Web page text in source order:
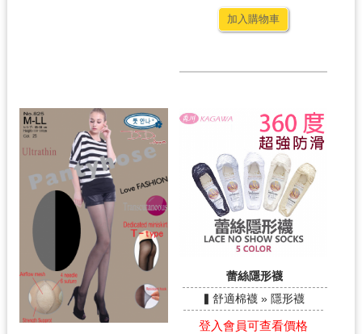
加入購物車
蕾絲隱形襪
▍舒適棉襪 » 隱形襪
登入會員可查看價格